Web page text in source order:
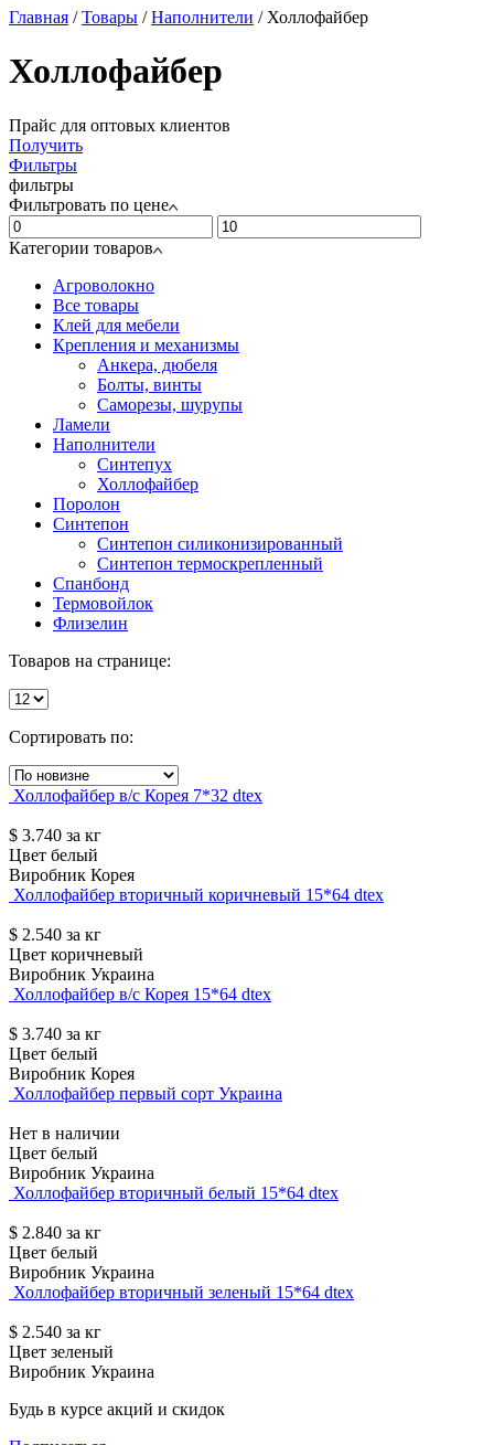
Главная /Товары /Наполнители / Холлофайбер
Холлофайбер
Прайс для оптовых клиентов
Получить
Фильтры
фильтры
Фильтровать по цене
Категории товаров
Агроволокно
Все товары
Клей для мебели
Крепления и механизмы
Анкера, дюбеля
Болты, винты
Саморезы, шурупы
Ламели
Наполнители
Синтепух
Холлофайбер
Поролон
Синтепон
Синтепон силиконизированный
Синтепон термоскрепленный
Спанбонд
Термовойлок
Флизелин
Товаров на странице:
Сортировать по:
Холлофайбер в/с Корея 7*32 dtex
$ 3.740 за кг
Цвет белый
Виробник Корея
Холлофайбер вторичный коричневый 15*64 dtex
$ 2.540 за кг
Цвет коричневый
Виробник Украина
Холлофайбер в/с Корея 15*64 dtex
$ 3.740 за кг
Цвет белый
Виробник Корея
Холлофайбер первый сорт Украина
Нет в наличии
Цвет белый
Виробник Украина
Холлофайбер вторичный белый 15*64 dtex
$ 2.840 за кг
Цвет белый
Виробник Украина
Холлофайбер вторичный зеленый 15*64 dtex
$ 2.540 за кг
Цвет зеленый
Виробник Украина
Будь в курсе акций и скидок